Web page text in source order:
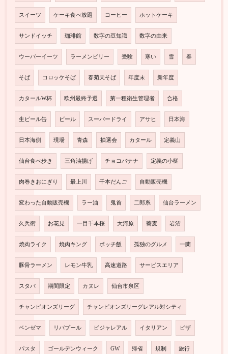
スイーツ ケーキ食べ放題 コーヒー ホットケーキ
サンドイッチ 珈琲館 数字の豆知識 数字の由来
ウーバーイーツ ラーメンビリー 受験 寒い 雪 春
そば コロッケそば 春菊天そば 年度末 新年度
カタールW杯 欧州最終予選 第一種衛生管理者 合格
生ビール缶 ビール スーパードライ アサヒ 日本海
日本海側 現場 青森 抽選会 カタール 定義山
仙台食べ歩き 三角油揚げ チョコバナナ 定義の小槌
肉巻きおにぎり 最上川 千本だんご 自動販売機
変わった自動販売機 ラー油 鬼首 二郎系 仙台ラーメン
久兵衛 お花見 一目千本桜 大河原 蕎麦 岩沼
焼肉ライク 焼肉キング ボッチ飯 孤独のグルメ 一蘭
豚骨ラーメン レモン牛乳 高速道路 サービスエリア
スタバ 期間限定 カヌレ 仙台市泉区
チャンピオンズリーグ チャンピオンズリーグレアル対シティ
ベンゼマ リバプール ビジャレアル イタリアン ピザ
パスタ ゴールデンウィーク GW 帰省 規制 旅行